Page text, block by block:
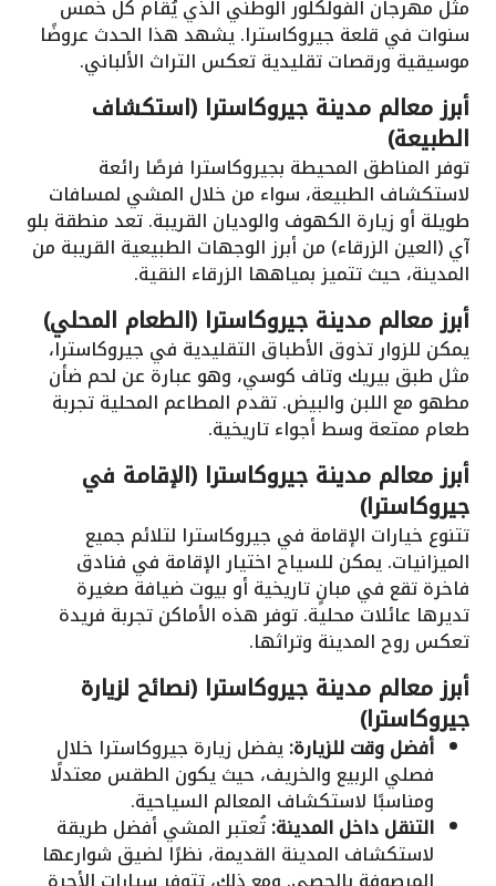
مثل مهرجان الفولكلور الوطني الذي يُقام كل خمس
سنوات في قلعة جيروكاسترا. يشهد هذا الحدث عروضًا
موسيقية ورقصات تقليدية تعكس التراث الألباني.
أبرز معالم مدينة جيروكاسترا (استكشاف
الطبيعة)
توفر المناطق المحيطة بجيروكاسترا فرصًا رائعة
لاستكشاف الطبيعة، سواء من خلال المشي لمسافات
طويلة أو زيارة الكهوف والوديان القريبة. تعد منطقة بلو
آي (العين الزرقاء) من أبرز الوجهات الطبيعية القريبة من
المدينة، حيث تتميز بمياهها الزرقاء النقية.
أبرز معالم مدينة جيروكاسترا (الطعام المحلي)
يمكن للزوار تذوق الأطباق التقليدية في جيروكاسترا،
مثل طبق بيريك وتاف كوسي، وهو عبارة عن لحم ضأن
مطهو مع اللبن والبيض. تقدم المطاعم المحلية تجربة
طعام ممتعة وسط أجواء تاريخية.
أبرز معالم مدينة جيروكاسترا (الإقامة في
جيروكاسترا)
تتنوع خيارات الإقامة في جيروكاسترا لتلائم جميع
الميزانيات. يمكن للسياح اختيار الإقامة في فنادق
فاخرة تقع في مبانٍ تاريخية أو بيوت ضيافة صغيرة
تديرها عائلات محلية. توفر هذه الأماكن تجربة فريدة
تعكس روح المدينة وتراثها.
أبرز معالم مدينة جيروكاسترا (نصائح لزيارة
جيروكاسترا)
أفضل وقت للزيارة:يفضل زيارة جيروكاسترا خلال
فصلي الربيع والخريف، حيث يكون الطقس معتدلًا
ومناسبًا لاستكشاف المعالم السياحية.
التنقل داخل المدينة:تُعتبر المشي أفضل طريقة
لاستكشاف المدينة القديمة، نظرًا لضيق شوارعها